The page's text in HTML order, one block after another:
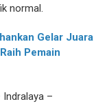
normal.
Gelar Juara
Pemain
Indralaya –